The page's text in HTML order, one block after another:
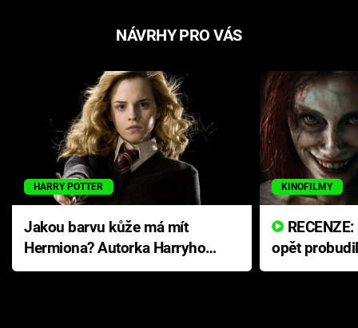
NÁVRHY PRO VÁS
HARRY POTTER
Jakou barvu kůže má mít
Hermiona? Autorka Harryho
Pottera přišla s ráznou
KINOFILMY
opět
přichází s